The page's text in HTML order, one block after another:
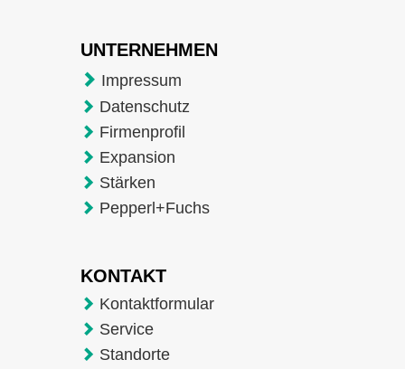
UNTERNEHMEN
Impressum
Datenschutz
Firmenprofil
Expansion
Stärken
Pepperl+Fuchs
KONTAKT
Kontaktformular
Service
Standorte